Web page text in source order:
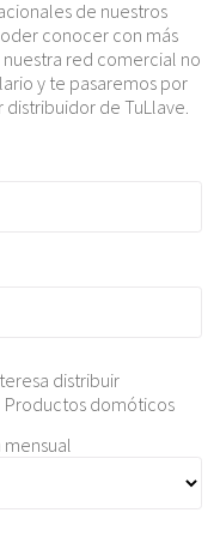
de nuestros
conocer con más
red comercial no
y te pasaremos por
de TuLlave.
distribuir
Productos domóticos